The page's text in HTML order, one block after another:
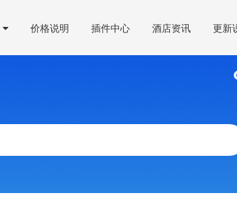
价格说明 插件中心 酒店资讯 更新